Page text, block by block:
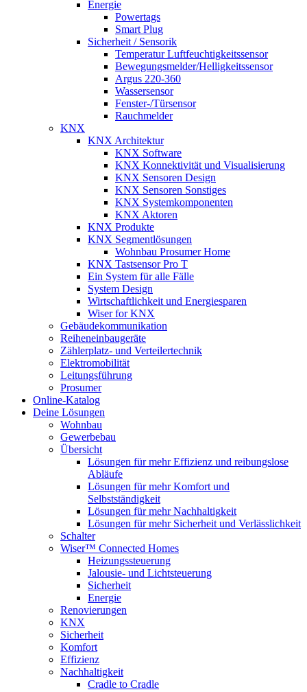
Energie
Powertags
Smart Plug
Sicherheit / Sensorik
Temperatur Luftfeuchtigkeitssensor
Bewegungsmelder/Helligkeitssensor
Argus 220-360
Wassersensor
Fenster-/Türsensor
Rauchmelder
KNX
KNX Architektur
KNX Software
KNX Konnektivität und Visualisierung
KNX Sensoren Design
KNX Sensoren Sonstiges
KNX Systemkomponenten
KNX Aktoren
KNX Produkte
KNX Segmentlösungen
Wohnbau Prosumer Home
KNX Tastsensor Pro T
Ein System für alle Fälle
System Design
Wirtschaftlichkeit und Energiesparen
Wiser for KNX
Gebäudekommunikation
Reiheneinbaugeräte
Zählerplatz- und Verteilertechnik
Elektromobilität
Leitungsführung
Prosumer
Online-Katalog
Deine Lösungen
Wohnbau
Gewerbebau
Übersicht
Lösungen für mehr Effizienz und reibungslose
Abläufe
Lösungen für mehr Komfort und
Selbstständigkeit
Lösungen für mehr Nachhaltigkeit
Lösungen für mehr Sicherheit und Verlässlichkeit
Schalter
Wiser™ Connected Homes
Heizungssteuerung
Jalousie- und Lichtsteuerung
Sicherheit
Energie
Renovierungen
KNX
Sicherheit
Komfort
Effizienz
Nachhaltigkeit
Cradle to Cradle